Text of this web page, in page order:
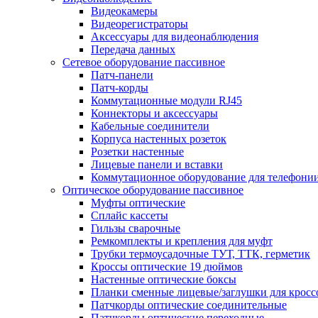
Видеокамеры
Видеорегистраторы
Аксессуары для видеонаблюдения
Передача данных
Сетевое оборудование пассивное
Патч-панели
Патч-корды
Коммутационные модули RJ45
Коннекторы и аксессуары
Кабельные соединители
Корпуса настенных розеток
Розетки настенные
Лицевые панели и вставки
Коммутационное оборудование для
Оптическое оборудование пассивное
Муфты оптические
Сплайс кассеты
Гильзы сварочные
Ремкомплекты и крепления для муфт
Трубки термоусадочные ТУТ, ТТК, герметик
Кроссы оптические 19 дюймов
Настенные оптические боксы
Планки сменные лицевые/заглушки для
Патчкорды оптические соединительные